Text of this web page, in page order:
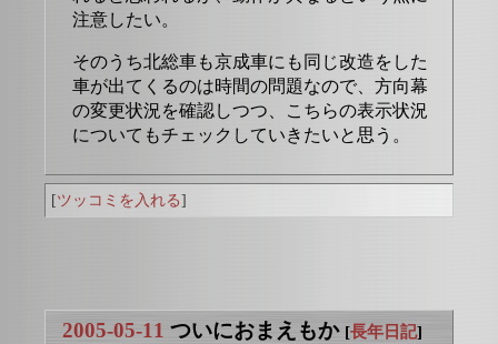
注意したい。
そのうち北総車も京成車にも同じ改造をした
車が出てくるのは時間の問題なので、方向幕
の変更状況を確認しつつ、こちらの表示状況
についてもチェックしていきたいと思う。
[ツッコミを入れる]
2005-05-11 ついにおまえもか [長年日記]